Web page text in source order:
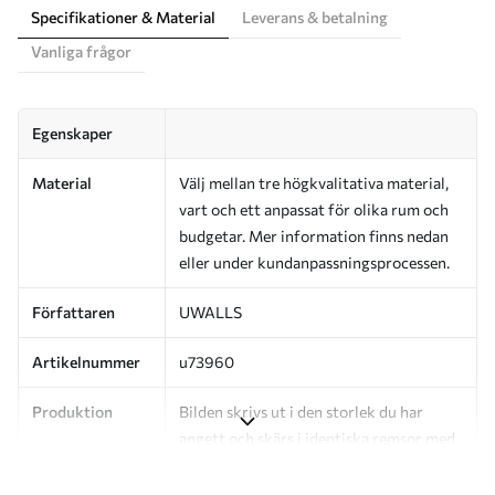
Specifikationer & Material
Leverans & betalning
Vanliga frågor
Egenskaper
Material
Välj mellan tre högkvalitativa material,
vart och ett anpassat för olika rum och
budgetar. Mer information finns nedan
eller under kundanpassningsprocessen.
Författaren UWALLS
Artikelnummer u73960
Produktion
Bilden skrivs ut i den storlek du har
angett och skärs i identiska remsor med